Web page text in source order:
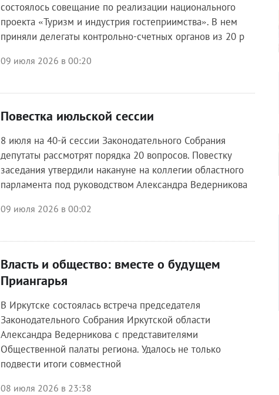
состоялось совещание по реализации национального
проекта «Туризм и индустрия гостеприимства». В нем
приняли делегаты контрольно-счетных органов из 20 р
09 июля 2026 в 00:20
Повестка июльской сессии
8 июля на 40-й сессии Законодательного Собрания
депутаты рассмотрят порядка 20 вопросов. Повестку
заседания утвердили накануне на коллегии областного
парламента под руководством Александра Ведерникова
09 июля 2026 в 00:02
Власть и общество: вместе о будущем
Приангарья
В Иркутске состоялась встреча председателя
Законодательного Собрания Иркутской области
Александра Ведерникова с представителями
Общественной палаты региона. Удалось не только
подвести итоги совместной
08 июля 2026 в 23:38